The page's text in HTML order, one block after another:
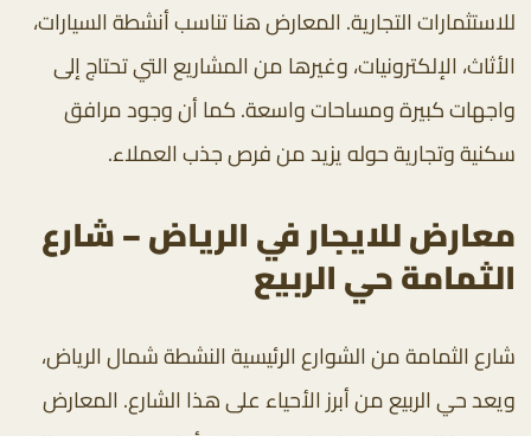
للاستثمارات التجارية. المعارض هنا تناسب أنشطة السيارات،
الأثاث، الإلكترونيات، وغيرها من المشاريع التي تحتاج إلى
واجهات كبيرة ومساحات واسعة. كما أن وجود مرافق
سكنية وتجارية حوله يزيد من فرص جذب العملاء.
معارض للايجار في الرياض – شارع
الثمامة حي الربيع
شارع الثمامة من الشوارع الرئيسية النشطة شمال الرياض،
ويعد حي الربيع من أبرز الأحياء على هذا الشارع. المعارض